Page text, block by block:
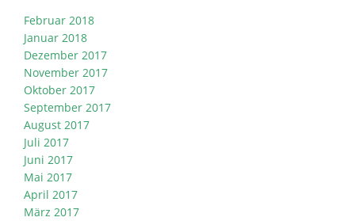
Februar 2018
Januar 2018
Dezember 2017
November 2017
Oktober 2017
September 2017
August 2017
Juli 2017
Juni 2017
Mai 2017
April 2017
März 2017